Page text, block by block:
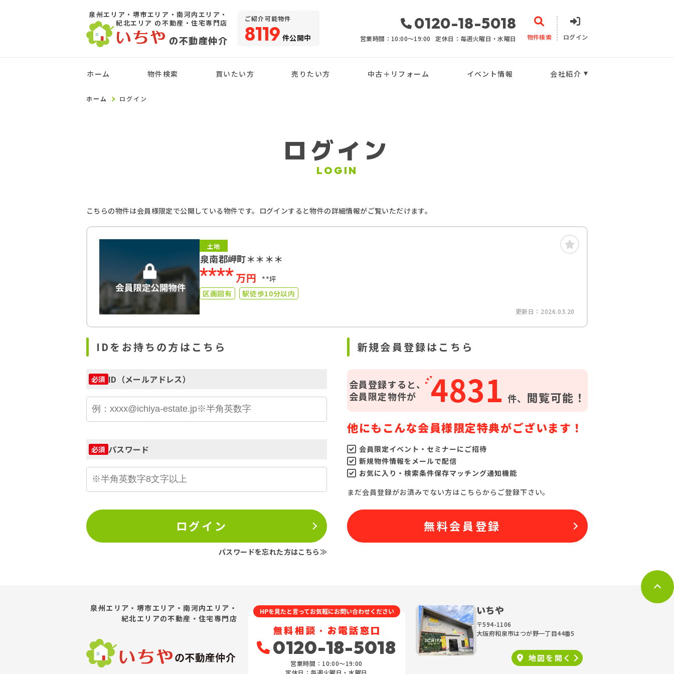
泉州エリア・堺市エリア・南河内エリア・
紀北エリア の不動産・住宅専門店
の不動産仲介
ご紹介可能物件
8119 件公開中
0120-18-5018
営業時間：10:00〜19:00 定休日：毎週火曜日・水曜日 物件検索 ログイン
ホーム 物件検索 買いたい方 売りたい方 中古＋リフォーム イベント情報 会社紹介
ホーム ログイン
ログイン
LOGIN
こちらの物件は会員様限定で公開している物件です。ログインすると物件の詳細情報がご覧いただけます。
土地
泉南郡岬町＊＊＊＊
****万円
**坪
区画図有
駅徒歩10分以内
更新日：2026.03.20
IDをお持ちの方はこちら
必須 ID（メールアドレス）
必須 パスワード
ログイン
パスワードを忘れた方はこちら≫
新規会員登録はこちら
会員登録すると、
会員限定物件が
4831 件、 閲覧可能！
他にもこんな会員様限定特典がございます！
会員限定イベント・セミナーにご招待
新規物件情報をメールで配信
お気に入り・検索条件保存マッチング通知機能
まだ会員登録がお済みでない方はこちらからご登録下さい。
無料会員登録
泉州エリア・堺市エリア・南河内エリア・
紀北エリアの不動産・住宅専門店
の不動産仲介
HPを見たと言ってお気軽にお問い合わせください
無料相談・お電話窓口
0120-18-5018
営業時間：10:00〜19:00
いちや
〒594-1106
大阪府和泉市はつが野一丁目44番5
地図を 開く